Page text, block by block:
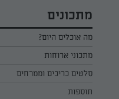
מתכונים
מה אוכלים היום?
מתכוני ארוחות
ארוחת בוקר
ארוחת צהריים
סלטים כריכים וממרחים
כל הסלטים כריכים וממרחים
תוספות